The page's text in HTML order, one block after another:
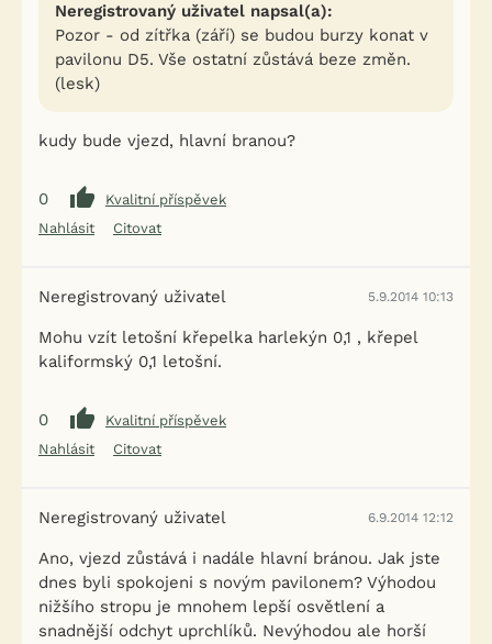
Neregistrovaný uživatel napsal(a):
Pozor - od zítřka (září) se budou burzy konat v
pavilonu D5. Vše ostatní zůstává beze změn.
(lesk)
kudy bude vjezd, hlavní branou?
0
Kvalitní příspěvek
Nahlásit
Citovat
Neregistrovaný uživatel 5.9.2014 10:13
Mohu vzít letošní křepelka harlekýn 0,1 , křepel
kaliformský 0,1 letošní.
0
Kvalitní příspěvek
Nahlásit
Citovat
Neregistrovaný uživatel 6.9.2014 12:12
Ano, vjezd zůstává i nadále hlavní bránou. Jak jste
dnes byli spokojeni s novým pavilonem? Výhodou
nižšího stropu je mnohem lepší osvětlení a
snadnější odchyt uprchlíků. Nevýhodou ale horší